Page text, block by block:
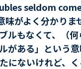
seldom
がよく分かりま
ルもなくて、（
がある」という
にないけれど、